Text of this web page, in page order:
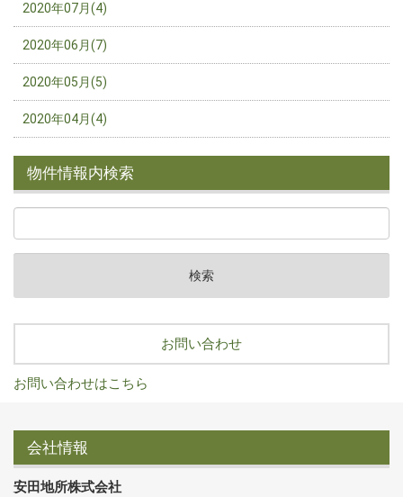
2020年07月(4)
2020年06月(7)
2020年05月(5)
2020年04月(4)
物件情報内検索
お問い合わせ
お問い合わせはこちら
会社情報
安田地所株式会社